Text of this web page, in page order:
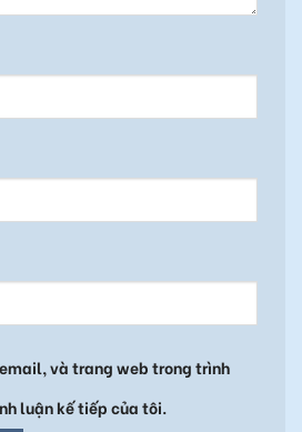
và trang web trong trình
luận kế tiếp của tôi.